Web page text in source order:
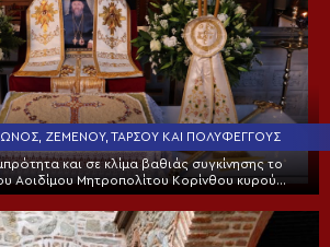
ΖΕΜΕΝΟΎ, ΤΑΡΣΟΎ ΚΑΙ ΠΟΛΥΦΈΓΓΟΥΣ
και σε κλίμα βαθιάς συγκίνησης το
Αοιδίμου Μητροπολίτου Κορίνθου κυρού